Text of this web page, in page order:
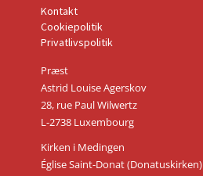
Kontakt
Cookiepolitik
Privatlivspolitik
Præst
Astrid Louise Agerskov
28, rue Paul Wilwertz
L-2738 Luxembourg
Kirken i Medingen
Église Saint-Donat (Donatuskirken)